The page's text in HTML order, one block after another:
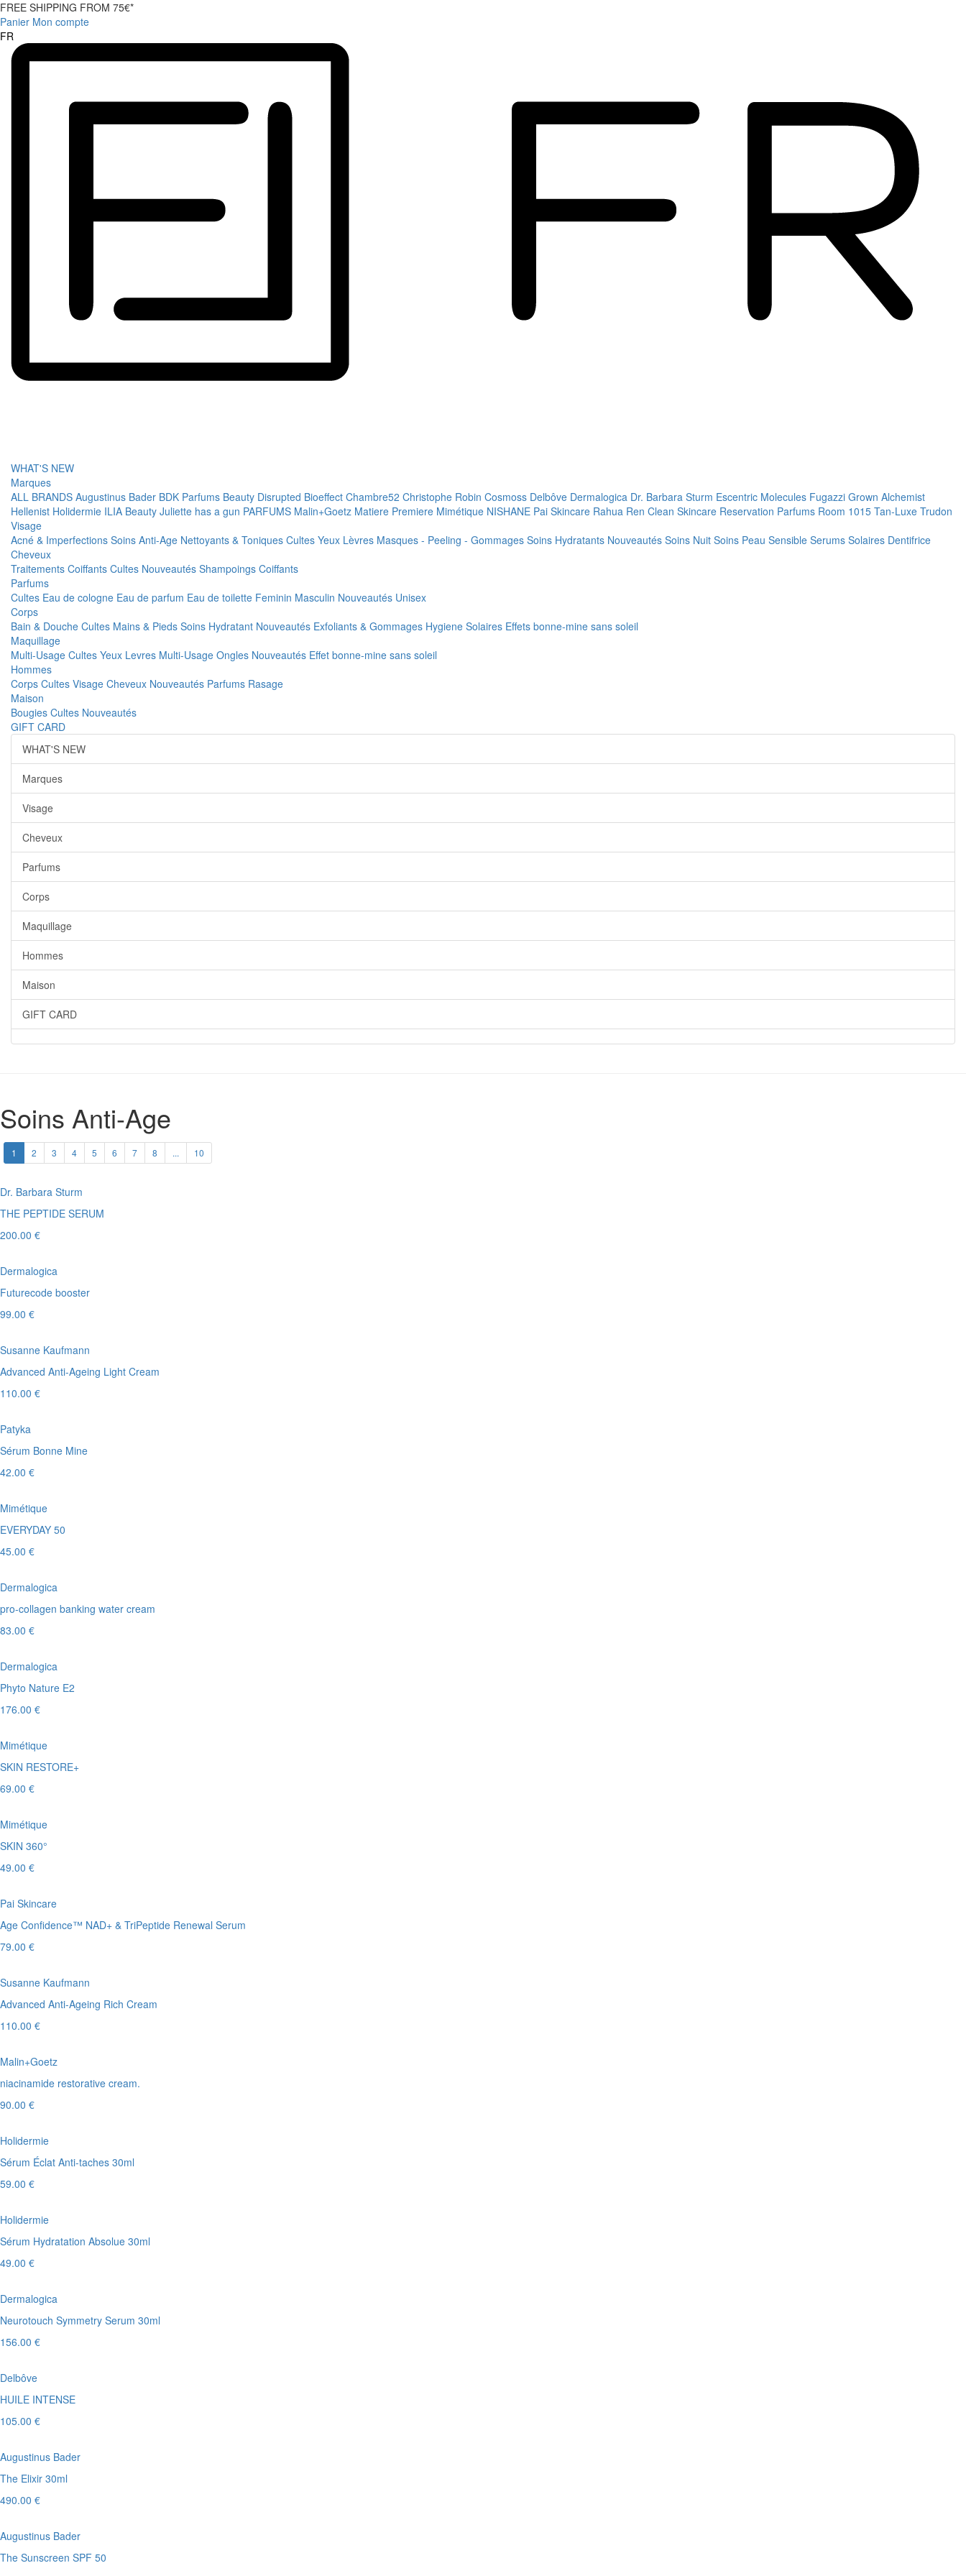
FREE SHIPPING FROM 75€*
Panier Mon compte
FR
WHAT'S NEW
Marques
ALL BRANDS Augustinus Bader BDK Parfums Beauty Disrupted Bioeffect Chambre52 Christophe Robin Cosmoss Delbôve Dermalogica Dr. Barbara Sturm Escentric Molecules Fugazzi Grown Alchemist
Hellenist Holidermie ILIA Beauty Juliette has a gun PARFUMS Malin+Goetz Matiere Premiere Mimétique NISHANE Pai Skincare Rahua Ren Clean Skincare Reservation Parfums Room 1015 Tan-Luxe Trudon
Visage
Acné & Imperfections Soins Anti-Age Nettoyants & Toniques Cultes Yeux Lèvres Masques - Peeling - Gommages Soins Hydratants Nouveautés Soins Nuit Soins Peau Sensible Serums Solaires Dentifrice
Cheveux
Traitements Coiffants Cultes Nouveautés Shampoings Coiffants
Parfums
Cultes Eau de cologne Eau de parfum Eau de toilette Feminin Masculin Nouveautés Unisex
Corps
Bain & Douche Cultes Mains & Pieds Soins Hydratant Nouveautés Exfoliants & Gommages Hygiene Solaires Effets bonne-mine sans soleil
Maquillage
Multi-Usage Cultes Yeux Levres Multi-Usage Ongles Nouveautés Effet bonne-mine sans soleil
Hommes
Corps Cultes Visage Cheveux Nouveautés Parfums Rasage
Maison
Bougies Cultes Nouveautés
GIFT CARD
WHAT'S NEW
Marques
Visage
Cheveux
Parfums
Corps
Maquillage
Hommes
Maison
GIFT CARD
Soins Anti-Age
1 2 3 4 5 6 7 8 ... 10
Dr. Barbara Sturm
THE PEPTIDE SERUM
200.00 €
Dermalogica
Futurecode booster
99.00 €
Susanne Kaufmann
Advanced Anti-Ageing Light Cream
110.00 €
Patyka
Sérum Bonne Mine
42.00 €
Mimétique
EVERYDAY 50
45.00 €
Dermalogica
pro-collagen banking water cream
83.00 €
Dermalogica
Phyto Nature E2
176.00 €
Mimétique
SKIN RESTORE+
69.00 €
Mimétique
SKIN 360°
49.00 €
Pai Skincare
Age Confidence™ NAD+ & TriPeptide Renewal Serum
79.00 €
Susanne Kaufmann
Advanced Anti-Ageing Rich Cream
110.00 €
Malin+Goetz
niacinamide restorative cream.
90.00 €
Holidermie
Sérum Éclat Anti-taches 30ml
59.00 €
Holidermie
Sérum Hydratation Absolue 30ml
49.00 €
Dermalogica
Neurotouch Symmetry Serum 30ml
156.00 €
Delbôve
HUILE INTENSE
105.00 €
Augustinus Bader
The Elixir 30ml
490.00 €
Augustinus Bader
The Sunscreen SPF 50